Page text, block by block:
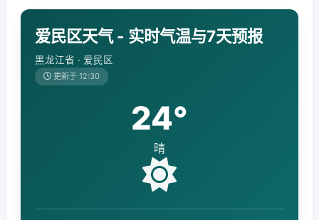
爱民区天气 - 实时气温与7天预报
黑龙江省 · 爱民区
更新于 12:30
24°
晴